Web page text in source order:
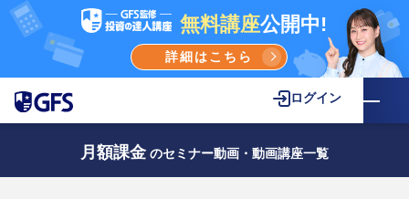
無料講座公開中!
詳細はこちら
ログイン
月額課金 のセミナー動画・動画講座一覧